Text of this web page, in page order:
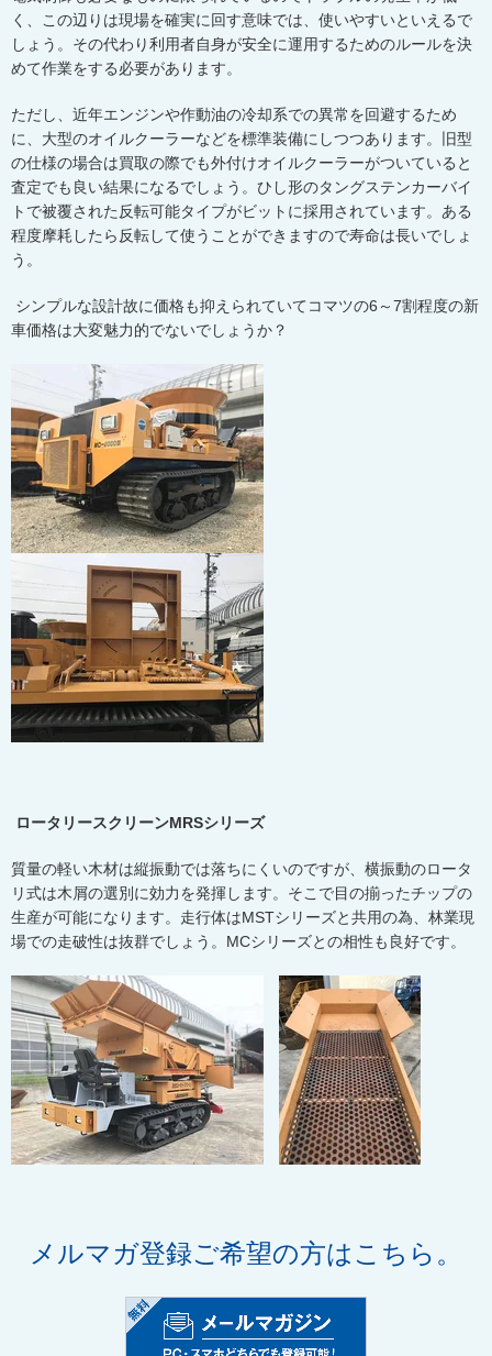
く、この辺りは現場を確実に回す意味では、使いやすいといえるで
しょう。その代わり利用者自身が安全に運用するためのルールを決
めて作業をする必要があります。
ただし、近年エンジンや作動油の冷却系での異常を回避するため
に、大型のオイルクーラーなどを標準装備にしつつあります。旧型
の仕様の場合は買取の際でも外付けオイルクーラーがついていると
査定でも良い結果になるでしょう。ひし形のタングステンカーバイ
トで被覆された反転可能タイプがビットに採用されています。ある
程度摩耗したら反転して使うことができますので寿命は長いでしょ
う。
シンプルな設計故に価格も抑えられていてコマツの6 ～7割程度の新
車価格は大変魅力的でないでしょうか？
ロータリースクリーンMRSシリーズ
質量の軽い木材は縦振動では落ちにくいのですが、横振動のロータ
リ式は木屑の選別に効力を発揮します。そこで目の揃ったチップの
生産が可能になります。走行体はMSTシリーズと共用の為、林業現
場での走破性は抜群でしょう。 MCシリーズとの相性も良好です。
メルマガ登録ご希望の方はこちら。